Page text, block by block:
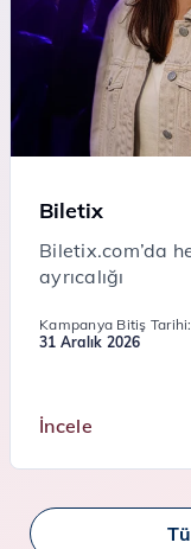
Biletix
Biletix.com’da
ayrıcalığı
Kampanya Bitiş Tarihi:
31 Aralık 2026
İncele